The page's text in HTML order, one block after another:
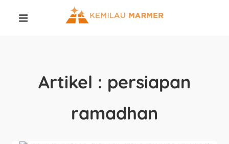
Artikel : persiapan
ramadhan